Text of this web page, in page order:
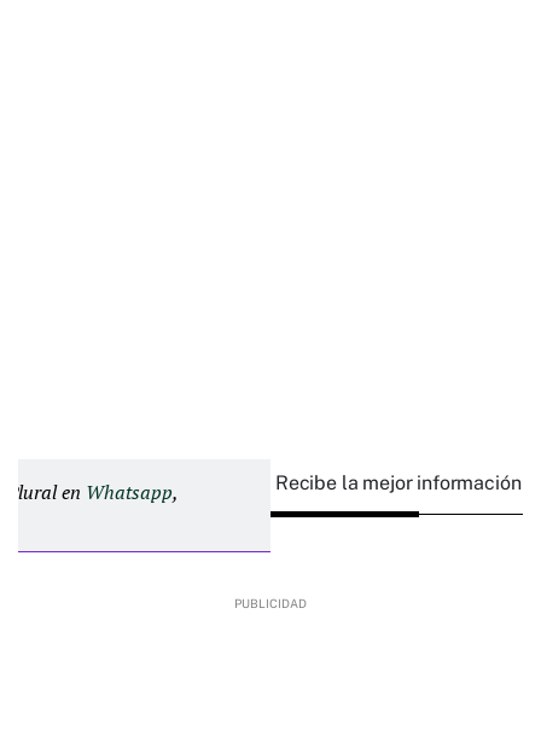
Plural en Whatsapp, Recibe la mejor información